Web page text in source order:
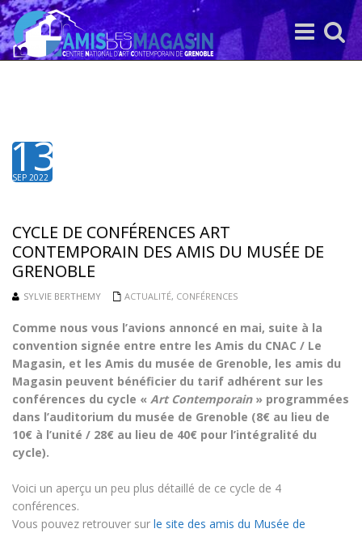
Toggle
search
Toggle
navigation
13
SEP 2022
CYCLE DE CONFÉRENCES ART
CONTEMPORAIN DES AMIS DU MUSÉE DE
GRENOBLE
SYLVIE BERTHEMY ACTUALITÉ, CONFÉRENCES
Comme nous vous l’avions annoncé en mai, suite à la
convention signée entre entre les Amis du CNAC / Le
Magasin, et les Amis du musée de Grenoble, les amis du
Magasin peuvent bénéficier du tarif adhérent sur les
conférences du cycle « Art Contemporain» programmées
dans l’auditorium du musée de Grenoble (8€ au lieu de
10€ à l’unité / 28€ au lieu de 40€ pour l’intégralité du
cycle).
Voici un aperçu un peu plus détaillé de ce cycle de 4
conférences.
Vous pouvez retrouver sur le site des amis du Musée de